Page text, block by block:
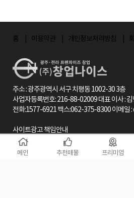
홈 이용약관 개인정보처리방침
주소 : 광주광역시 서구 치평동 1002-30 3층
사업자등록번호: 216-88-02009 대표 이사 :
전화:1577-6921 팩스:062-375-8300 이메
사이트광고 책임안내
창업나이스 사이트와 사업자는 창업프렌차이
사, 언론사, 컨설팅업체등이 제공한 정보나
메인 추천매물 프리미엄